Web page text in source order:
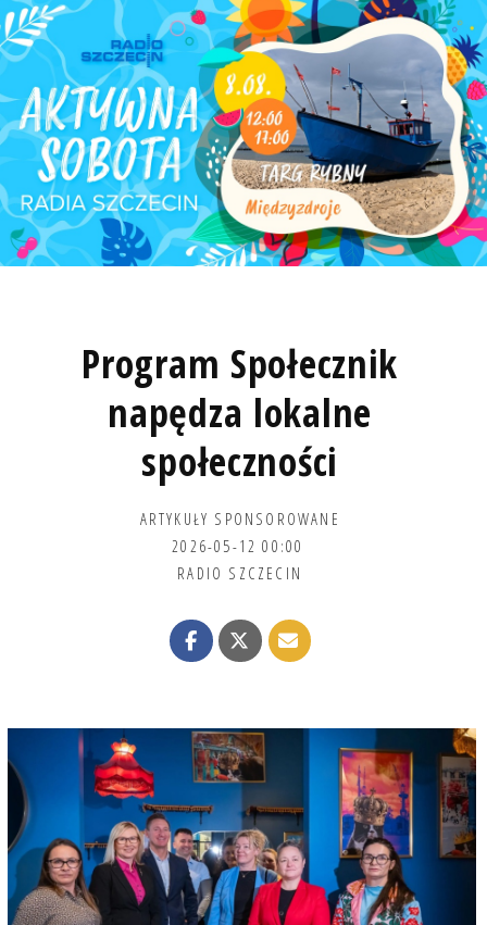
Program Społecznik
napędza lokalne
społeczności
ARTYKUŁY SPONSOROWANE
2026-05-12 00:00
RADIO SZCZECIN